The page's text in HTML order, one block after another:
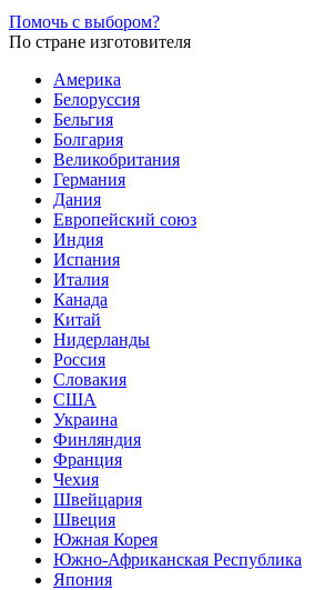
Помочь с выбором?
По стране изготовителя
Америка
Белоруссия
Бельгия
Болгария
Великобритания
Германия
Дания
Европейский союз
Индия
Испания
Италия
Канада
Китай
Нидерланды
Россия
Словакия
США
Украина
Финляндия
Франция
Чехия
Швейцария
Швеция
Южная Корея
Южно-Африканская Республика
Япония